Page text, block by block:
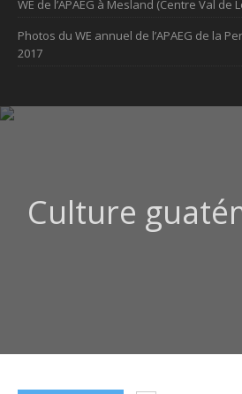
WE de l’APAEG à Mesland (Centre Val de
Photos du WE annuel de l’APAEG de la
2017
Culture